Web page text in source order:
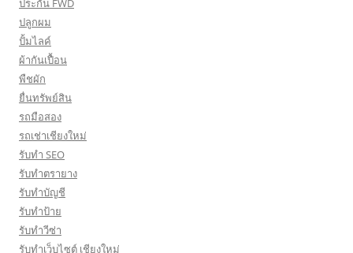
ประกัน FWD
ปลูกผม
ปั้มไลค์
ผ้ากันเปื้อน
พืชผัก
ยื่นทรัพย์สิน
รถมือสอง
รถเช่าเชียงใหม่
รับทำ SEO
รับทำตรายาง
รับทำบัญชี
รับทำป้าย
รับทำวีซ่า
รับทำเว็บไซต์ เชียงใหม่